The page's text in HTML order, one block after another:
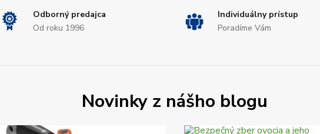
Odborný predajca
Od roku 1996
Individuálny prístup
Poradíme Vám
Novinky z nášho blogu